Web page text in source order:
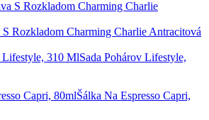
S Rozkladom Charming Charlie Antracitová
Sada Pohárov Lifestyle,
Šálka Na Espresso Capri,